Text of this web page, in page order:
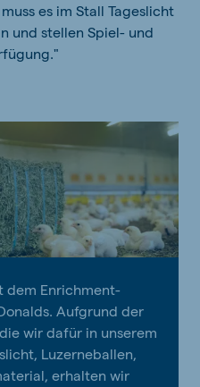
es im Stall Tageslicht
und stellen Spiel- und
dem Enrichment-
Aufgrund der
wir dafür in unserem
Luzerneballen,
erhalten wir